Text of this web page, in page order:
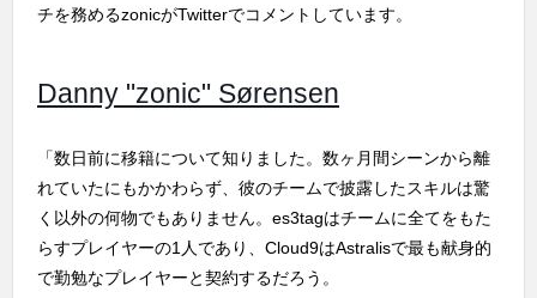
チを務めるzonicがTwitterでコメントしています。
Danny "zonic" Sørensen
「数日前に移籍について知りました。数ヶ月間シーンから離
れていたにもかかわらず、彼のチームで披露したスキルは驚
く以外の何物でもありません。es3tagはチームに全てをもた
らすプレイヤーの1人であり、Cloud9はAstralisで最も献身的
で勤勉なプレイヤーと契約するだろう。